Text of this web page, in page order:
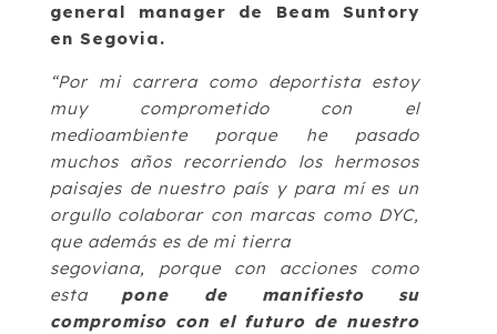
general manager de Beam Suntory
en Segovia.
“Por mi carrera como deportista estoy
muy comprometido con el
medioambiente porque he pasado
muchos años recorriendo los hermosos
paisajes de nuestro país y para mí es un
orgullo colaborar con marcas como DYC,
que además es de mi tierra
segoviana, porque con acciones como
esta pone de manifiesto su
compromiso con el futuro de nuestro